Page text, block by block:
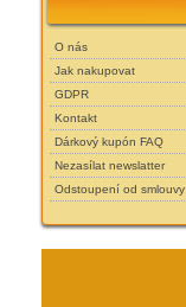
O nás
Jak nakupovat
GDPR
Kontakt
Dárkový kupón FAQ
Nezasílat newslatter
Odstoupení od smlouvy